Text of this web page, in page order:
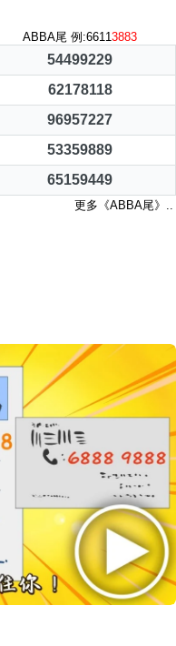
ABBA尾 例:66113883
54499229
62178118
96957227
53359889
65159449
更多《ABBA尾》..